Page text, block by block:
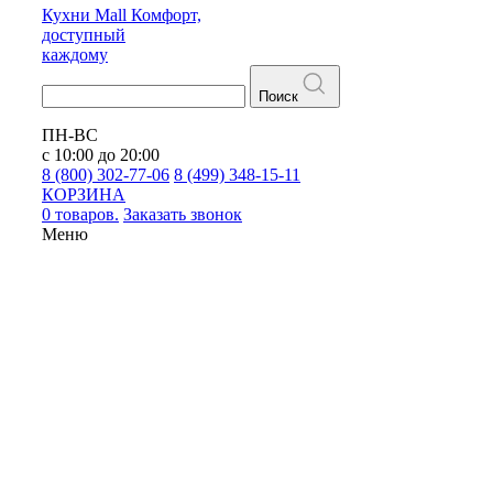
Кухни Mall Комфорт,
доступный
каждому
Поиск
ПН-ВС
с 10:00 до 20:00
8 (800) 302-77-06 8 (499) 348-15-11
КОРЗИНА
0 товаров. Заказать звонок
Меню